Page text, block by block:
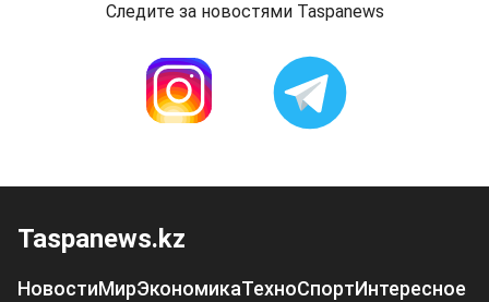
Следите за новостями Taspanews
Taspanews.kz
НовостиМирЭкономикаТехноСпортИнтересное